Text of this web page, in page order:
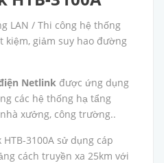
LAN / Thi công hệ thống
kiệm, giảm suy hao đường
Netlink được ứng dụng
các hệ thống hạ tẩng
xưởng, công trường..
3100A sử dụng cáp
cách truyền xa 25km với